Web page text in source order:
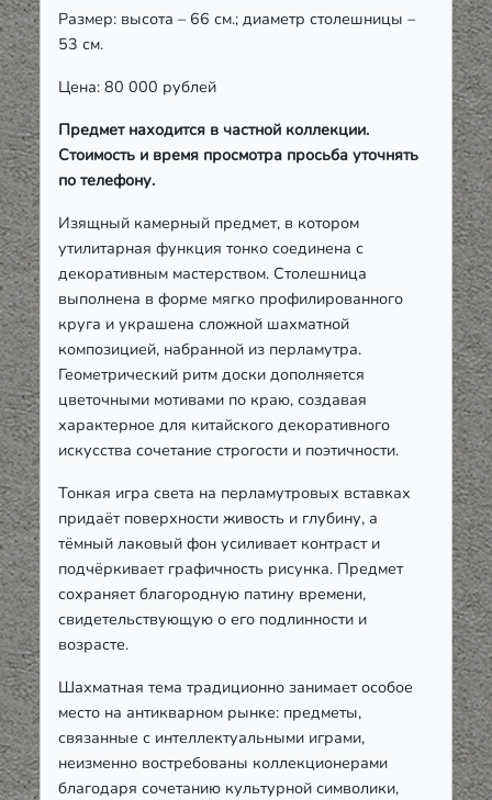
Размер: высота – 66 см.; диаметр столешницы –
53 см.
Цена: 80 000 рублей
Предмет находится в частной коллекции.
Стоимость и время просмотра просьба уточнять
по телефону.
Изящный камерный предмет, в котором
утилитарная функция тонко соединена с
декоративным мастерством. Столешница
выполнена в форме мягко профилированного
круга и украшена сложной шахматной
композицией, набранной из перламутра.
Геометрический ритм доски дополняется
цветочными мотивами по краю, создавая
характерное для китайского декоративного
искусства сочетание строгости и поэтичности.
Тонкая игра света на перламутровых вставках
придаёт поверхности живость и глубину, а
тёмный лаковый фон усиливает контраст и
подчёркивает графичность рисунка. Предмет
сохраняет благородную патину времени,
свидетельствующую о его подлинности и
возрасте.
Шахматная тема традиционно занимает особое
место на антикварном рынке: предметы,
связанные с интеллектуальными играми,
неизменно востребованы коллекционерами
благодаря сочетанию культурной символики,